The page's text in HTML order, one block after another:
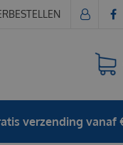
verzending vanaf